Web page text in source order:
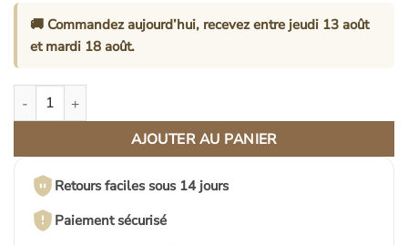
🚚 Commandez aujourd’hui, recevez entre jeudi 13 août
et mardi 18 août.
quantité de Tête De Lit Eva 160 Cm En Tissu Bouclé Beige
AJOUTER AU PANIER
Retours faciles sous 14 jours
Paiement sécurisé